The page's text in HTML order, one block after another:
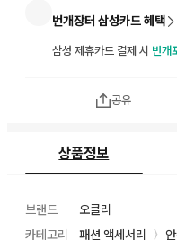
번개장터 삼성카드 혜택
삼성 제휴카드 결제 시 번개
공유
상품정보
브랜드
오클리
카테고리
패션 액세서리 〉